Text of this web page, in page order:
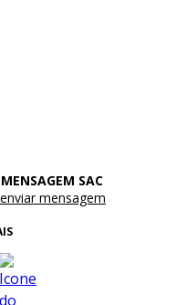
SAC
mensagem